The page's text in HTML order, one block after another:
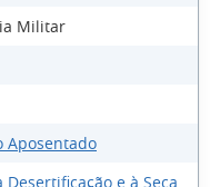
Militar
Aposentado
e à Seca